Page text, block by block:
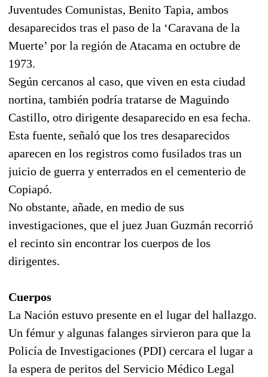
Juventudes Comunistas, Benito Tapia, ambos
desaparecidos tras el paso de la ‘Caravana de la
Muerte’ por la región de Atacama en octubre de
1973.
Según cercanos al caso, que viven en esta ciudad
nortina, también podría tratarse de Maguindo
Castillo, otro dirigente desaparecido en esa fecha.
Esta fuente, señaló que los tres desaparecidos
aparecen en los registros como fusilados tras un
juicio de guerra y enterrados en el cementerio de
Copiapó.
No obstante, añade, en medio de sus
investigaciones, que el juez Juan Guzmán recorrió
el recinto sin encontrar los cuerpos de los
dirigentes.
Cuerpos
La Nación estuvo presente en el lugar del hallazgo.
Un fémur y algunas falanges sirvieron para que la
Policía de Investigaciones (PDI) cercara el lugar a
la espera de peritos del Servicio Médico Legal